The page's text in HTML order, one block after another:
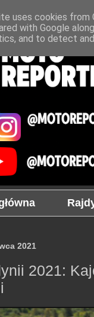
2021
2021:
uses cookies from
with Google
and to detect and